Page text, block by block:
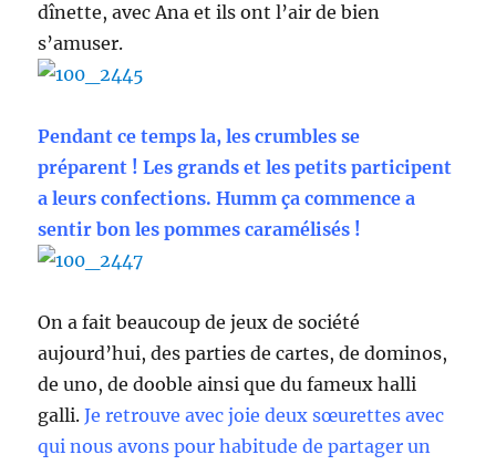
dînette, avec Ana et ils ont l’air de bien
s’amuser.
Pendant ce temps la, les crumbles se
préparent ! Les grands et les petits participent
a leurs confections. Humm ça commence a
sentir bon les pommes caramélisés !
On a fait beaucoup de jeux de société
aujourd’hui, des parties de cartes, de dominos,
de uno, de dooble ainsi que du fameux halli
galli.Je retrouve avec joie deux sœurettes avec
qui nous avons pour habitude de partager un